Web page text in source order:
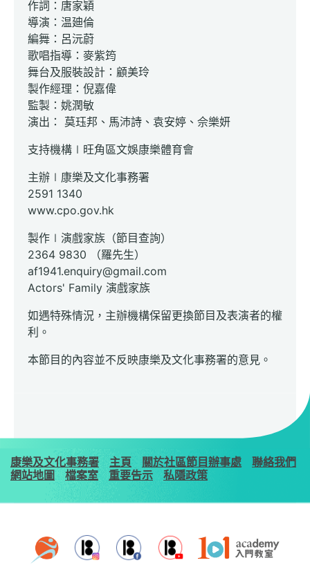
作詞：唐家穎
導演：温廸倫
編舞：呂沅蔚
歌唱指導：麥紫筠
舞台及服裝設計：顧美玲
製作經理：倪嘉偉
監製：姚潤敏
演出： 莫珏邦、馬沛詩、袁安婷、佘樂妍
支持機構∣旺角區文娛康樂體育會
主辦∣康樂及文化事務署
2591 1340
www.cpo.gov.hk
製作∣演戲家族（節目查詢）
2364 9830 （羅先生）
af1941.enquiry@gmail.com
Actors' Family 演戲家族
如遇特殊情況，主辦機構保留更換節目及表演者的權
利。
本節目的內容並不反映康樂及文化事務署的意見。
康樂及文化事務署 主頁 關於社區節目辦事處
聯絡我們
網站地圖
檔案室 重要告示 私隱政策